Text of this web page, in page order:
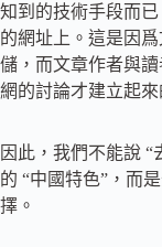
知到的技術手段而
的網址上。這是因
儲，而文章作者與
網的討論才建立起來
因此，我們不能說
的 “中國特色”，而
擇。